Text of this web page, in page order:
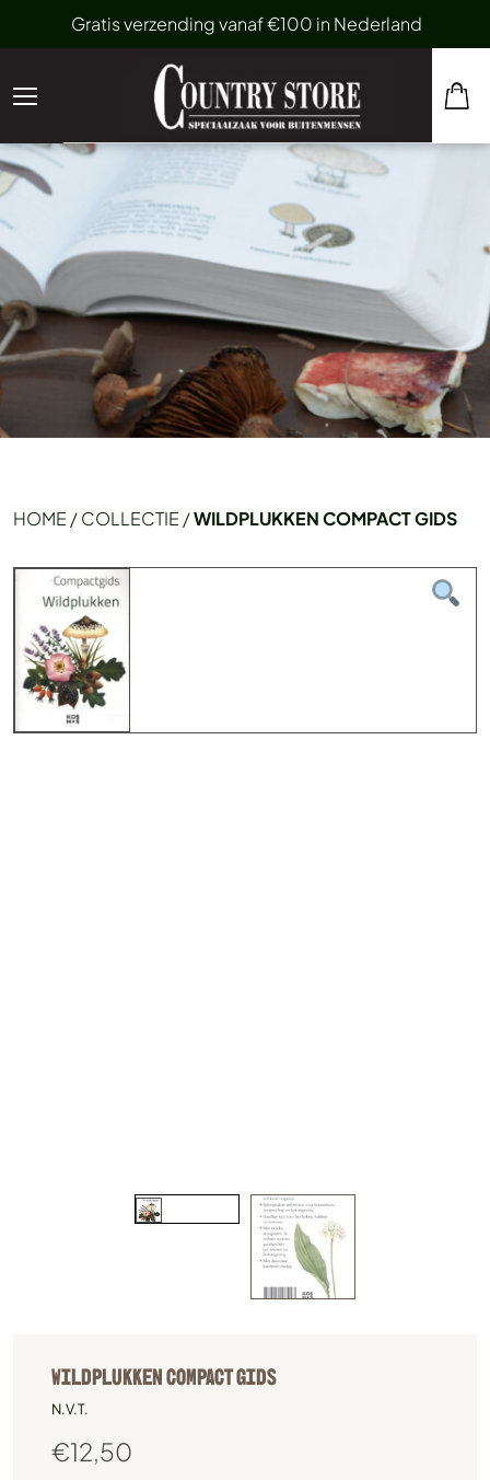
Gratis verzending vanaf €100 in Nederland
HOME /COLLECTIE /WILDPLUKKEN COMPACT GIDS
WILDPLUKKEN COMPACT GIDS
N.V.T.
€12,50